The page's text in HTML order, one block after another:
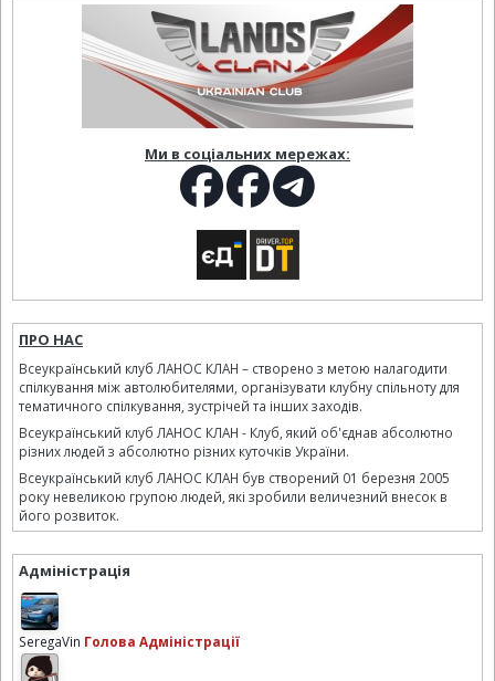
Ми в соціальних мережах:
ПРО НАС
Всеукраїнський клуб ЛАНОС КЛАН – створено з метою налагодити
спілкування між автолюбителями, організувати клубну спільноту для
тематичного спілкування, зустрічей та інших заходів.
Всеукраїнський клуб ЛАНОС КЛАН - Клуб, який об'єднав абсолютно
різних людей з абсолютно різних куточків України.
Всеукраїнський клуб ЛАНОС КЛАН був створений 01 березня 2005
року невеликою групою людей, які зробили величезний внесок в
його розвиток.
Адміністрація
SeregaVin Голова Адміністрації